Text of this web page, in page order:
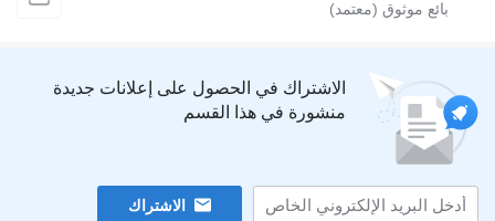
الاشتراك في الحصول على إعلانات جديدة
منشورة في هذا القسم
الاشتراك